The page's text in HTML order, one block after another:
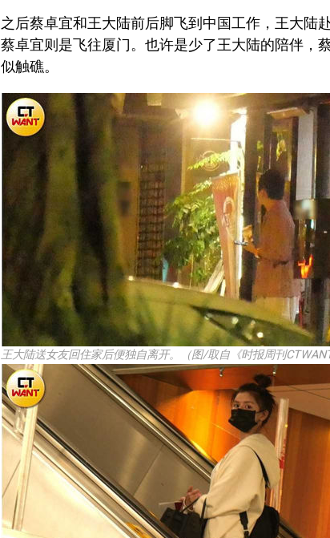
之后蔡卓宜和王大陆前后脚飞到中国工作，王大陆
蔡卓宜则是飞往厦门。也许是少了王大陆的陪伴，
似触礁。
王大陆送女友回住家后便独自离开。（图/取自《时报周刊